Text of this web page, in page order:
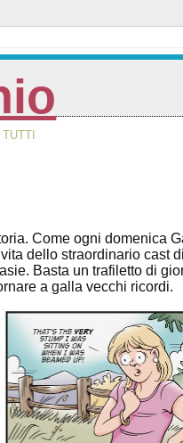
Come ogni domenica
dello straordinario cast
Basta un trafiletto di
a galla vecchi ricordi.